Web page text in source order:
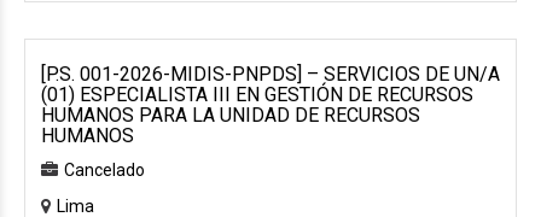
[P.S. 001-2026-MIDIS-PNPDS] – SERVICIOS DE UN/A
(01) ESPECIALISTA III EN GESTIÓN DE RECURSOS
HUMANOS PARA LA UNIDAD DE RECURSOS
HUMANOS
Cancelado
Lima